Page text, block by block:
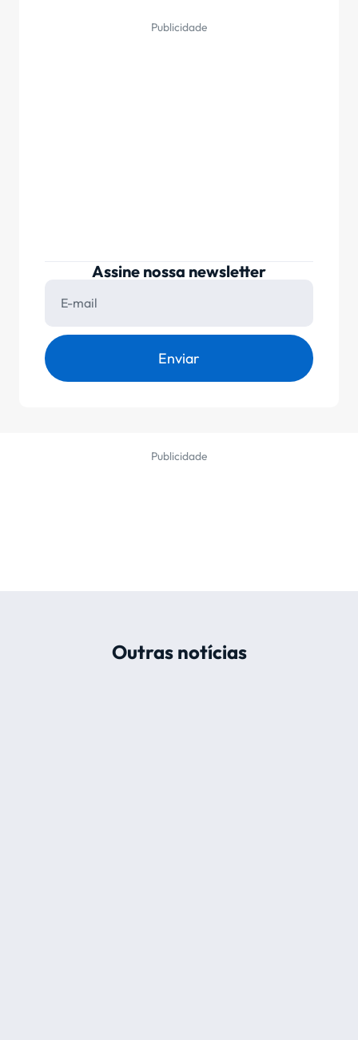
Publicidade
Assine nossa newsletter
Enviar
Publicidade
Outras notícias